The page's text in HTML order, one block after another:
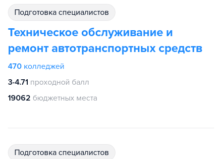
подготовка специалистов
Техническое обслуживание и
ремонт автотранспортных средств
470 колледжей
3-4.71 проходной балл
19062 бюджетных места
подготовка специалистов